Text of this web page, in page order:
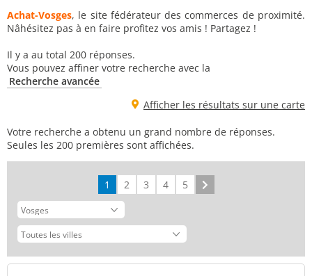
Achat-Vosges, le site fédérateur des commerces de proximité.
Nâhésitez pas à en faire profitez vos amis ! Partagez !
Il y a au total 200 réponses.
Vous pouvez affiner votre recherche avec la
Recherche avancée
Afficher les résultats sur une carte
Votre recherche a obtenu un grand nombre de réponses.
Seules les 200 premières sont affichées.
1 2 3 4 5